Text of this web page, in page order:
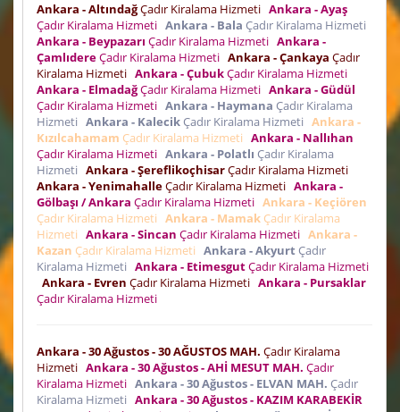
Ankara - AltındağÇadır Kiralama Hizmeti Ankara - Ayaş
Çadır Kiralama Hizmeti Ankara - Bala Çadır Kiralama Hizmeti
Ankara - Beypazarı Çadır Kiralama Hizmeti Ankara -
ÇamlıdereÇadır Kiralama Hizmeti Ankara - Çankaya Çadır
Kiralama Hizmeti Ankara - ÇubukÇadır Kiralama Hizmeti
Ankara - ElmadağÇadır Kiralama Hizmeti Ankara - Güdül
Çadır Kiralama Hizmeti Ankara - Haymana Çadır Kiralama
Hizmeti Ankara - KalecikÇadır Kiralama Hizmeti Ankara -
Kızılcahamam Çadır Kiralama Hizmeti Ankara - Nallıhan
Çadır Kiralama Hizmeti Ankara - Polatlı Çadır Kiralama
Hizmeti Ankara - ŞereflikoçhisarÇadır Kiralama Hizmeti
Ankara - YenimahalleÇadır Kiralama Hizmeti Ankara -
Gölbaşı / Ankara Çadır Kiralama Hizmeti Ankara - Keçiören
Çadır Kiralama Hizmeti Ankara - Mamak Çadır Kiralama
Hizmeti Ankara - Sincan Çadır Kiralama Hizmeti Ankara -
Kazan Çadır Kiralama Hizmeti Ankara - Akyurt Çadır
Kiralama Hizmeti Ankara - EtimesgutÇadır Kiralama Hizmeti
Ankara - Evren Çadır Kiralama Hizmeti Ankara - Pursaklar
Çadır Kiralama Hizmeti
Ankara - 30 Ağustos - 30 AĞUSTOS MAH. Çadır Kiralama
Hizmeti Ankara - 30 Ağustos - AHİ MESUT MAH. Çadır
Kiralama Hizmeti Ankara - 30 Ağustos - ELVAN MAH. Çadır
Kiralama Hizmeti Ankara - 30 Ağustos - KAZIM KARABEKİR